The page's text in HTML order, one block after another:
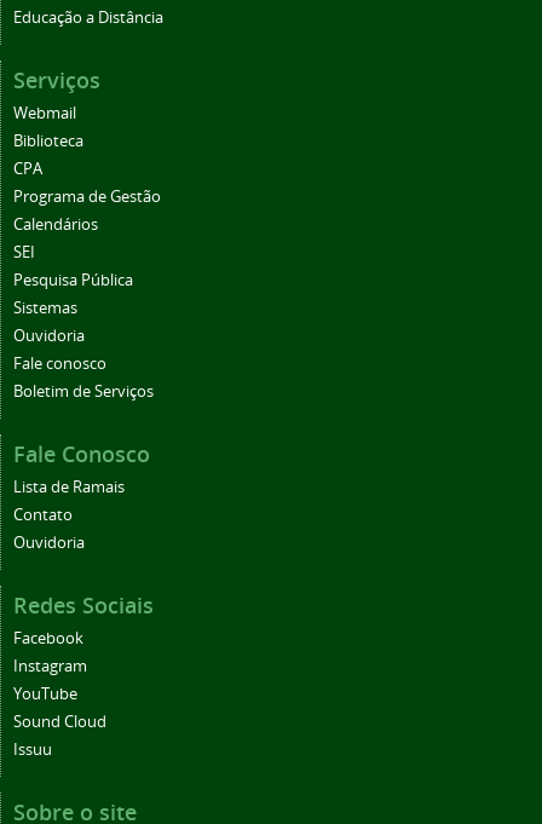
Educação a Distância
Serviços
Webmail
Biblioteca
CPA
Programa de Gestão
Calendários
SEI
Pesquisa Pública
Sistemas
Ouvidoria
Fale conosco
Boletim de Serviços
Fale Conosco
Lista de Ramais
Contato
Ouvidoria
Redes Sociais
Facebook
Instagram
YouTube
Sound Cloud
Issuu
Sobre o site